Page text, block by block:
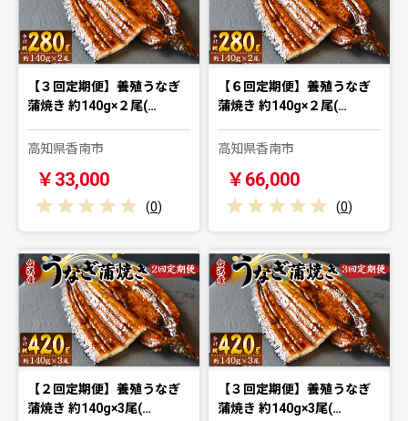
【３回定期便】養殖うなぎ
蒲焼き 約140g×２尾(…
高知県香南市
￥33,000
(0)
【６回定期便】養殖うなぎ
蒲焼き 約140g×２尾(…
高知県香南市
￥66,000
(0)
【２回定期便】養殖うなぎ
蒲焼き 約140g×3尾(…
【３回定期便】養殖うなぎ
蒲焼き 約140g×3尾(…